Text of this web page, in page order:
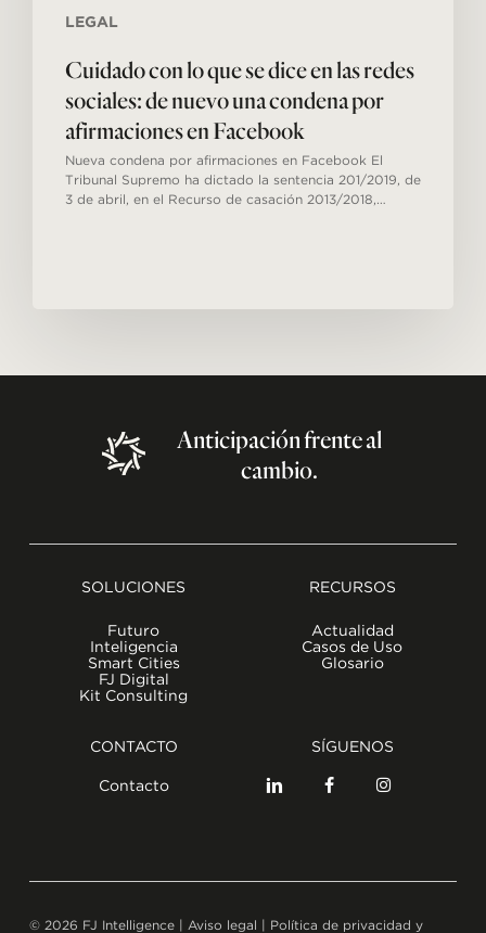
LEGAL
Cuidado con lo que se dice en las redes
sociales: de nuevo una condena por
afirmaciones en Facebook
Nueva condena por afirmaciones en Facebook El
Tribunal Supremo ha dictado la sentencia 201/2019, de
3 de abril, en el Recurso de casación 2013/2018,…
Anticipaciónfrenteal
cambio.
SOLUCIONES
Futuro
Inteligencia
Smart Cities
FJ Digital
Kit Consulting
RECURSOS
Actualidad
Casos de Uso
Glosario
CONTACTO
Contacto
SÍGUENOS
© 2026 FJ Intelligence | Aviso legal | Política de privacidad y